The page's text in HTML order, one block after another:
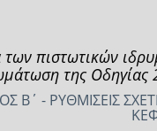
πιστωτικών
της Οδηγίας
Β΄ - ΡΥΘΜΙΣΕΙΣ